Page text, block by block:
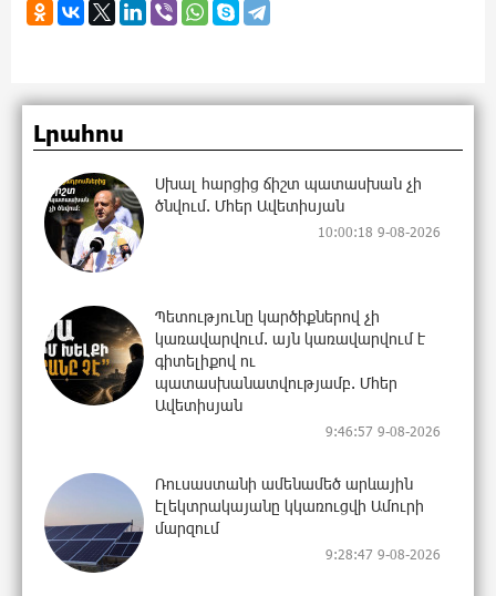
Լրահոս
Սխալ հարցից ճիշտ պատասխան չի
ծնվում. Մհեր Ավետիսյան
10:00:18 9-08-2026
Պետությունը կարծիքներով չի
կառավարվում. այն կառավարվում է
գիտելիքով ու
պատասխանատվությամբ. Մհեր
Ավետիսյան
9:46:57 9-08-2026
Ռուսաստանի ամենամեծ արևային
էլեկտրակայանը կկառուցվի Ամուրի
մարզում
9:28:47 9-08-2026